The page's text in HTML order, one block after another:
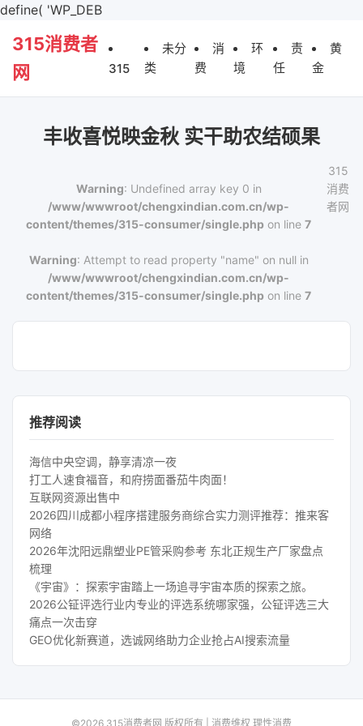
define( 'WP_DEB
315消费者
网
315
未分
类
消
费
环
境
责
任
黄
金
丰收喜悦映金秋 实干助农结硕果
Warning: Undefined array key 0 in
/www/wwwroot/chengxindian.com.cn/wp-
content/themes/315-consumer/single.php on line7
Warning: Attempt to read property "name" on null in
/www/wwwroot/chengxindian.com.cn/wp-
content/themes/315-consumer/single.php on line7
315
消费
者网
推荐阅读
海信中央空调，静享清凉一夜
打工人速食福音，和府捞面番茄牛肉面！
互联网资源出售中
2026四川成都小程序搭建服务商综合实力测评推荐：推来客
网络
2026年沈阳远鼎塑业PE管采购参考 东北正规生产厂家盘点
梳理
《宇宙》：探索宇宙踏上一场追寻宇宙本质的探索之旅。
2026公钲评选行业内专业的评选系统哪家强，公钲评选三大
痛点一次击穿
GEO优化新赛道，选诚网络助力企业抢占AI搜索流量
©2026 315消费者网 版权所有 | 消费维权 理性消费